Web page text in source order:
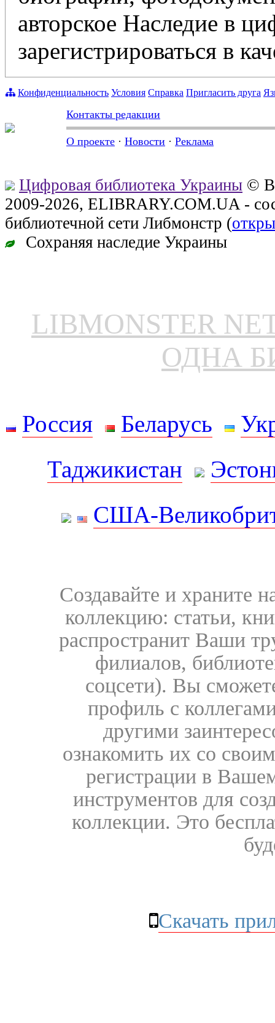
авторское Наследие в
зарегистрироваться в
Конфиденциальность Условия Справка Пригласить друга
Контакты редакции
О проекте · Новости · Реклама
Цифровая библиотека Украины ©
2009-2026, ELIBRARY.COM.UA -
библиотечной сети Либмонстр (
Сохраняя наследие Украины
LIBMONSTER
ОДНА
Россия Беларусь
Таджикистан
США-
Создавайте и храните
коллекцию: статьи,
распространит Ваши
филиалов,
соцсети). Вы
профиль с
другими
ознакомить их со
регистрации в
инструментов для
коллекции. Это
Скачать